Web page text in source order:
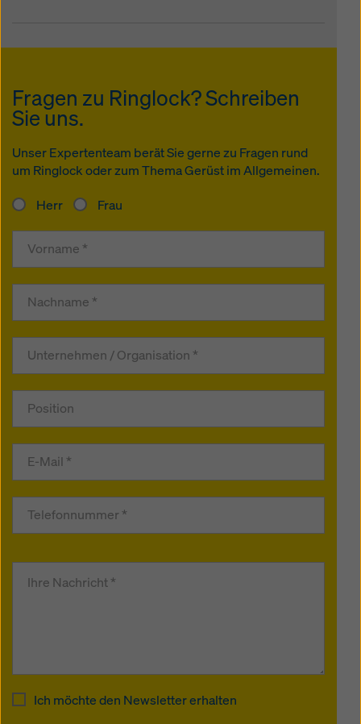
Fragen zu Ringlock? Schreiben
Sie uns.
Unser Expertenteam berät Sie gerne zu Fragen rund
um Ringlock oder zum Thema Gerüst im Allgemeinen.
Herr Frau
Ich möchte den Newsletter erhalten